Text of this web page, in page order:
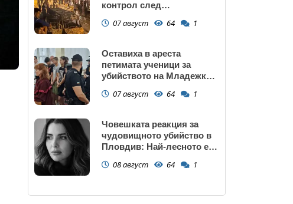
контрол след
07 август 64 1
Оставиха в ареста
петимата ученици за
убийството на Младежкия
час, гаврили се с него и го
07 август 64 1
Човешката реакция за
чудовищното убийство в
Пловдив: Най-лесното е
и да си кажем "Това са
08 август 64 1